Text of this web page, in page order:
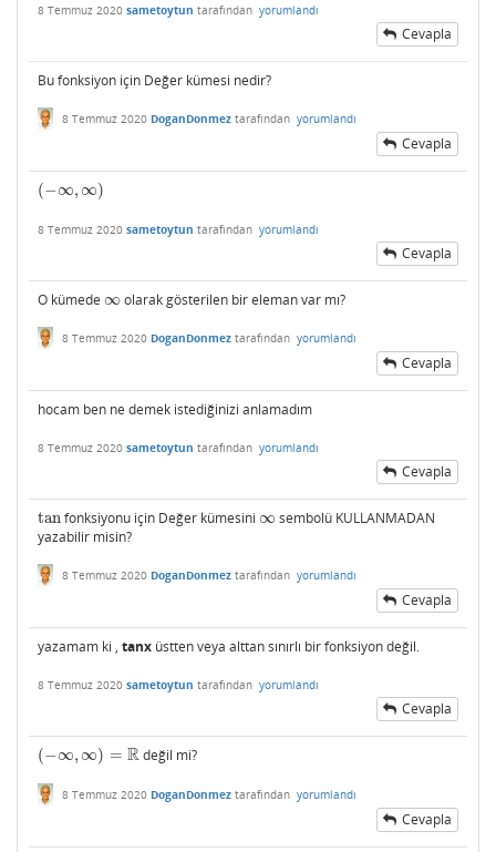
8 Temmuz 2020 sametoytun tarafından yorumlandı
Cevapla
Bu fonksiyon için Değer kümesi nedir?
8 Temmuz 2020 DoganDonmez tarafından yorumlandı
Cevapla
(−∞, ∞)
(−∞,∞)
8 Temmuz 2020 sametoytun tarafından yorumlandı
Cevapla
O kümede ∞
∞ olarak gösterilen bir eleman var mı?
8 Temmuz 2020 DoganDonmez tarafından yorumlandı
Cevapla
hocam ben ne demek istediğinizi anlamadım
8 Temmuz 2020 sametoytun tarafından yorumlandı
Cevapla
tan
tan fonksiyonu için Değer kümesini ∞
∞ sembolü KULLANMADAN
yazabilir misin?
8 Temmuz 2020 DoganDonmez tarafından yorumlandı
Cevapla
yazamam ki , tanx üstten veya alttan sınırlı bir fonksiyon değil.
8 Temmuz 2020 sametoytun tarafından yorumlandı
Cevapla
(−∞, ∞) = R
(−∞,∞)=R değil mi?
8 Temmuz 2020 DoganDonmez tarafından yorumlandı
Cevapla